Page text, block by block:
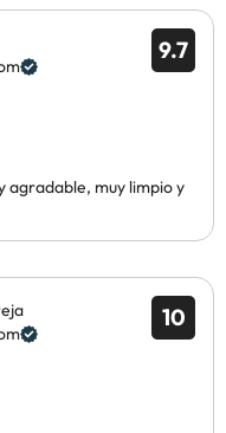
9.7
agradable, muy limpio y
10